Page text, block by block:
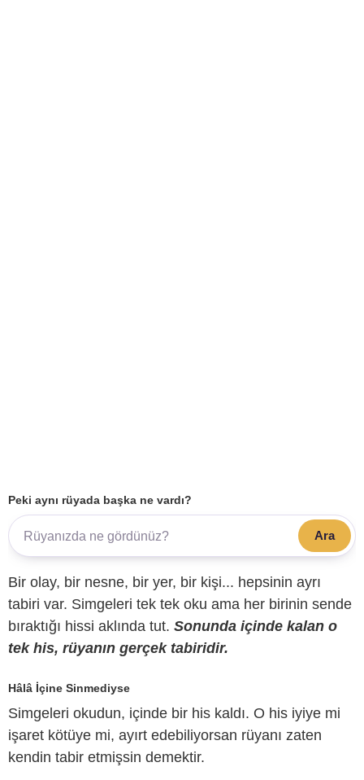
Peki aynı rüyada başka ne vardı?
Ara
Bir olay, bir nesne, bir yer, bir kişi... hepsinin ayrı
tabiri var. Simgeleri tek tek oku ama her birinin sende
bıraktığı hissi aklında tut. Sonunda içinde kalan o
tek his, rüyanın gerçek tabiridir.
Hâlâ İçine Sinmediyse
Simgeleri okudun, içinde bir his kaldı. O his iyiye mi
işaret kötüye mi, ayırt edebiliyorsan rüyanı zaten
kendin tabir etmişsin demektir.